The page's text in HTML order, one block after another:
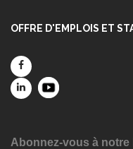
OFFRE D'EMPLOIS ET
Abonnez-vous à notre